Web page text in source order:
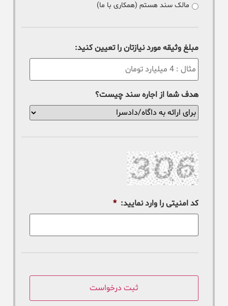
مالک سند هستم (همکاری با ما)
مبلغ وثیقه مورد نیازتان را تعیین کنید:
هدف شما از اجاره سند چیست؟
کد امنیتی را وارد نمایید: *